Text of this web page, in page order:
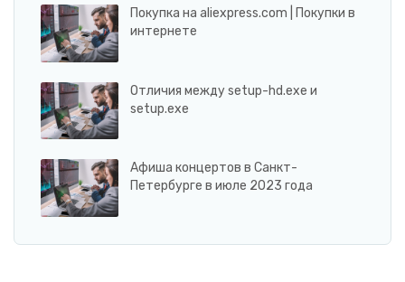
Покупка на aliexpress.com | Покупки в
интернете
Отличия между setup-hd.exe и
setup.exe
Афиша концертов в Санкт-
Петербурге в июле 2023 года